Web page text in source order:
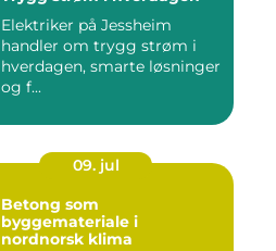
Elektriker på Jessheim
handler om trygg strøm i
hverdagen, smarte løsninger
og f...
09. jul
Betong som
byggemateriale i
nordnorsk klima